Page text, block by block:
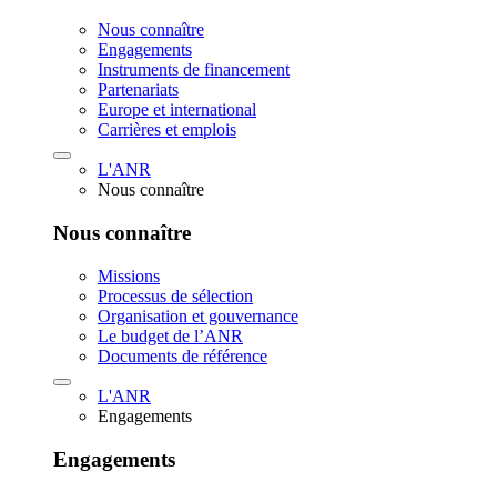
Nous connaître
Engagements
Instruments de financement
Partenariats
Europe et international
Carrières et emplois
L'ANR
Nous connaître
Nous connaître
Missions
Processus de sélection
Organisation et gouvernance
Le budget de l’ANR
Documents de référence
L'ANR
Engagements
Engagements